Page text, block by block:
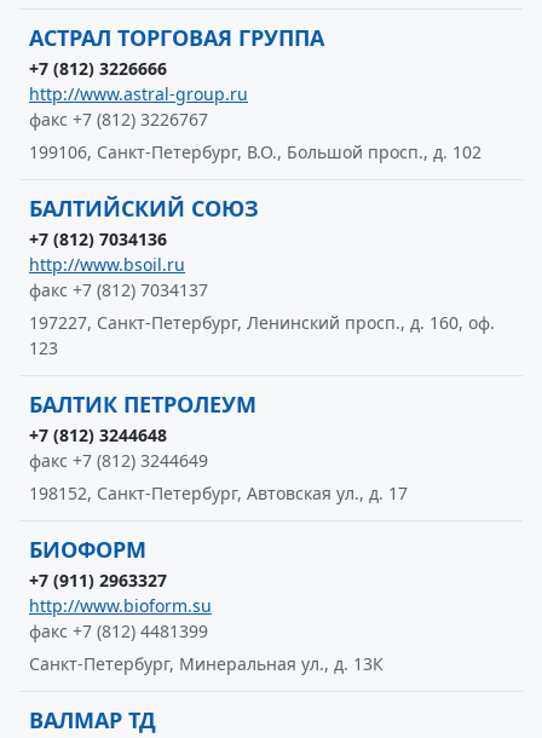
АСТРАЛ ТОРГОВАЯ ГРУППА
+7 (812) 3226666
http://www.astral-group.ru
факс +7 (812) 3226767
199106, Санкт-Петербург, В.О., Большой просп., д. 102
БАЛТИЙСКИЙ СОЮЗ
+7 (812) 7034136
http://www.bsoil.ru
факс +7 (812) 7034137
197227, Санкт-Петербург, Ленинский просп., д. 160, оф.
123
БАЛТИК ПЕТРОЛЕУМ
+7 (812) 3244648
факс +7 (812) 3244649
198152, Санкт-Петербург, Автовская ул., д. 17
БИОФОРМ
+7 (911) 2963327
http://www.bioform.su
факс +7 (812) 4481399
Санкт-Петербург, Минеральная ул., д. 13К
ВАЛМАР ТД